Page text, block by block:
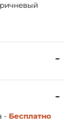
- Бесплатно